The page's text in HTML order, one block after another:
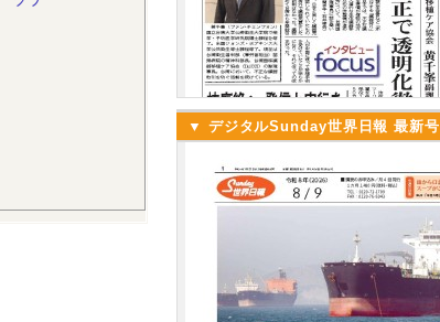
▼ デジタルSunday世界日報 最新号